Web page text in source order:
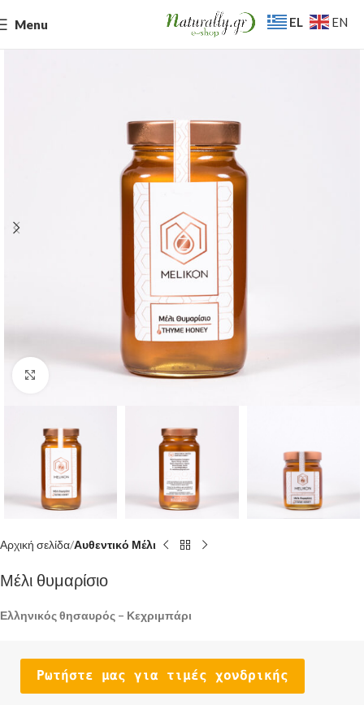
Menu
Click to enlarge
Αρχική σελίδα Αυθεντικό Μέλι
Μέλι θυμαρίσιο
Ελληνικός θησαυρός – Κεχριμπάρι
Ρωτήστε μας για τιμές χονδρικής
EL EN